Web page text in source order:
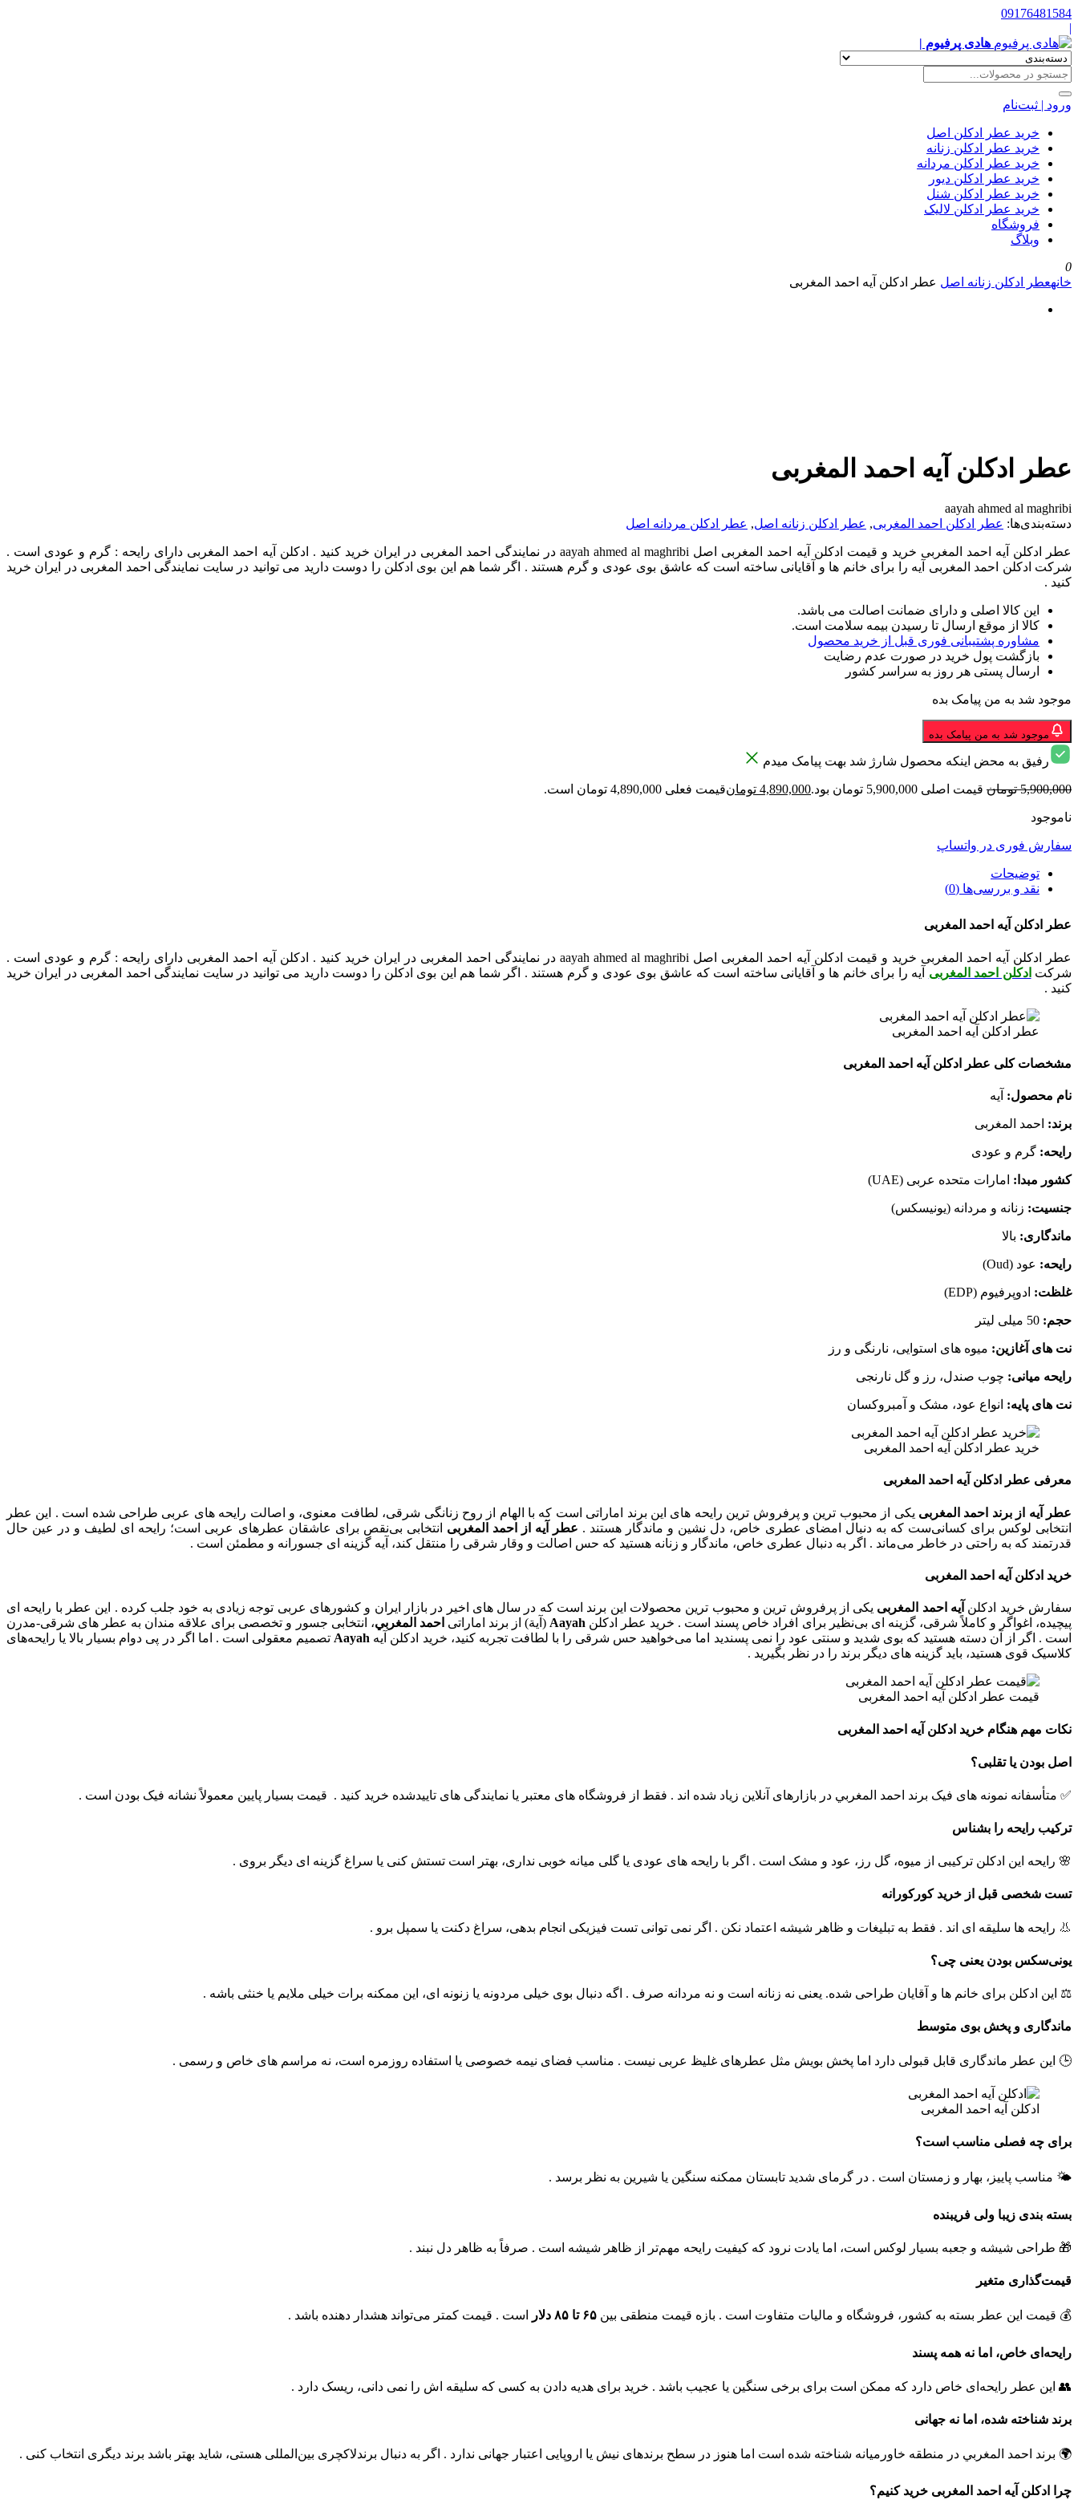
09176481584
|
هادی پرفیوم |
ورود | ثبت‌نام
خرید عطر ادکلن اصل
خرید عطر ادکلن زنانه
خرید عطر ادکلن مردانه
خرید عطر ادکلن دیور
خرید عطر ادکلن شنل
خرید عطر ادکلن لالیک
فروشگاه
وبلاگ
0
خانهعطر ادکلن زنانه اصل عطر ادکلن آیه احمد المغربی
عطر ادکلن آیه احمد المغربی
aayah ahmed al maghribi
دسته‌بندی‌ها: عطر ادکلن احمد المغربی, عطر ادکلن زنانه اصل, عطر ادکلن مردانه اصل
عطر ادکلن آیه احمد المغربی خرید و قیمت ادکلن آیه احمد المغربی اصل aayah ahmed al maghribi در نمایندگی احمد المغربی در ایران خرید کنید . ادکلن آیه احمد المغربی دارای رایحه : گرم و عودی است .
شرکت ادکلن احمد المغربی آیه را برای خانم ها و آقایانی ساخته است که عاشق بوی عودی و گرم هستند . اگر شما هم این بوی ادکلن را دوست دارید می توانید در سایت نمایندگی احمد المغربی در ایران خرید
کنید .
این کالا اصلی و دارای ضمانت اصالت می باشد.
کالا از موقع ارسال تا رسیدن بیمه سلامت است.
مشاوره پشتیبانی فوری قبل از خرید محصول
بازگشت پول خرید در صورت عدم رضایت
ارسال پستی هر روز به سراسر کشور
موجود شد به من پیامک بده
موجود شد به من پیامک بده
رفیق به محض اینکه محصول شارژ شد بهت پیامک میدم
5,900,000 تومان قیمت اصلی 5,900,000 تومان بود. 4,890,000 تومانقیمت فعلی 4,890,000 تومان است.
ناموجود
سفارش فوری در واتساپ
توضیحات
نقد و بررسی‌ها (0)
عطر ادکلن آیه احمد المغربی
عطر ادکلن آیه احمد المغربی خرید و قیمت ادکلن آیه احمد المغربی اصل aayah ahmed al maghribi در نمایندگی احمد المغربی در ایران خرید کنید . ادکلن آیه احمد المغربی دارای رایحه : گرم و عودی است .
شرکت ادکلن احمد المغربی آیه را برای خانم ها و آقایانی ساخته است که عاشق بوی عودی و گرم هستند . اگر شما هم این بوی ادکلن را دوست دارید می توانید در سایت نمایندگی احمد المغربی در ایران خرید
کنید .
عطر ادکلن آیه احمد المغربی
مشخصات کلی عطر ادکلن آیه احمد المغربی
نام محصول: آیه
برند:
رایحه: گرم و عودی
کشور مبدا: امارات متحده عربی (UAE)
جنسیت: زنانه و مردانه (یونیسکس)
ماندگاری: بالا
رایحه: عود (Oud)
غلظت: ادوپرفیوم (EDP)
حجم:
نت‌ های آغازین: میوه‌ های استوایی، نارنگی و رز
رایحه میانی: چوب صندل، رز و گل نارنجی
نت‌ های پایه: انواع عود، مشک و آمبروکسان
خرید عطر ادکلن آیه احمد المغربی
معرفی عطر ادکلن آیه احمد المغربی
عطر آیه از برند احمد المغربی یکی از محبوب‌ ترین و پرفروش‌ ترین رایحه‌ های این برند اماراتی است که با الهام از روح زنانگی شرقی، لطافت معنوی، و اصالت رایحه‌ های عربی طراحی شده است . این عطر
انتخابی لوکس برای کسانی‌ست که به‌ دنبال امضای عطری خاص، دل‌ نشین و ماندگار هستند . عطر آیه از احمد المغربی انتخابی بی‌نقص برای عاشقان عطرهای عربی است؛ رایحه‌ ای لطیف و در عین حال
قدرتمند که به‌ راحتی در خاطر می‌ماند . اگر به‌ دنبال عطری خاص، ماندگار و زنانه هستید که حس اصالت و وقار شرقی را منتقل کند، آیه گزینه‌ ای جسورانه و مطمئن است .
خرید ادکلن آیه احمد المغربی
سفارش خرید ادکلن آیه احمد المغربی یکی از پرفروش‌ ترین و محبوب‌ ترین محصولات این برند است که در سال‌ های اخیر در بازار ایران و کشورهای عربی توجه زیادی به خود جلب کرده . این عطر با رایحه‌ ای
پیچیده، اغواگر و کاملاً شرقی، گزینه‌ ای بی‌نظیر برای افراد خاص‌ پسند است . خرید عطر ادکلن Aayah (آیة) از برند اماراتی احمد المغربي، انتخابی جسور و تخصصی برای علاقه‌ مندان به عطر های شرقی-مدرن
است . اگر از آن دسته هستید که بوی شدید و سنتی عود را نمی‌ پسندید اما می‌خواهید حس شرقی را با لطافت تجربه کنید، خرید ادکلن آیه Aayah تصمیم معقولی است . اما اگر در پی دوام بسیار بالا یا رایحه‌های
کلاسیک قوی هستید، باید گزینه‌ های دیگر برند را در نظر بگیرید .
قیمت عطر ادکلن آیه احمد المغربی
نکات مهم هنگام خرید ادکلن آیه احمد المغربی
اصل بودن یا تقلبی؟
✅ متأسفانه نمونه‌ های فیک برند احمد المغربي در بازارهای آنلاین زیاد شده‌ اند . فقط از فروشگاه‌ های معتبر یا نمایندگی‌ های تاییدشده خرید کنید . قیمت بسیار پایین معمولاً نشانه فیک بودن است .
ترکیب رایحه را بشناس
🌸 رایحه این ادکلن ترکیبی از میوه، گل رز، عود و مشک است . اگر با رایحه‌ های عودی یا گلی میانه خوبی نداری، بهتر است تستش کنی یا سراغ گزینه‌ ای دیگر بروی .
تست شخصی قبل از خرید کورکورانه
👃 رایحه‌ ها سلیقه‌ ای‌ اند . فقط به تبلیغات و ظاهر شیشه اعتماد نکن . اگر نمی‌ توانی تست فیزیکی انجام بدهی، سراغ دکنت یا سمپل برو .
یونی‌سکس بودن یعنی چی؟
⚖️ این ادکلن برای خانم‌ ها و آقایان طراحی شده. یعنی نه زنانه است و نه مردانه صرف . اگه دنبال بوی خیلی مردونه یا زنونه‌ ای، این ممکنه برات خیلی ملایم یا خنثی باشه .
ماندگاری و پخش بوی متوسط
🕒 این عطر ماندگاری قابل قبولی دارد اما پخش بویش مثل عطرهای غلیظ عربی نیست . مناسب فضای نیمه‌ خصوصی یا استفاده روزمره است، نه مراسم‌ های خاص و رسمی .
ادکلن آیه احمد المغربی
برای چه فصلی مناسب است؟
🌤️ مناسب پاییز، بهار و زمستان است . در گرمای شدید تابستان ممکنه سنگین یا شیرین به‌ نظر برسد .
بسته‌ بندی زیبا ولی فریبنده
🎁 طراحی شیشه و جعبه بسیار لوکس است، اما یادت نرود که کیفیت رایحه مهم‌تر از ظاهر شیشه است . صرفاً به ظاهر دل نبند .
قیمت‌گذاری متغیر
💰 قیمت این عطر بسته به کشور، فروشگاه و مالیات متفاوت است . بازه قیمت منطقی بین ۶۵ تا ۸۵ دلار است . قیمت کمتر می‌تواند هشدار دهنده باشد .
رایحه‌ای خاص، اما نه همه‌ پسند
👥 این عطر رایحه‌ای خاص دارد که ممکن است برای برخی سنگین یا عجیب باشد . خرید برای هدیه دادن به کسی که سلیقه‌ اش را نمی‌ دانی، ریسک دارد .
برند شناخته‌ شده، اما نه جهانی
🌍 برند احمد المغربي در منطقه خاورمیانه شناخته‌ شده است اما هنوز در سطح برندهای نیش یا اروپایی اعتبار جهانی ندارد . اگر به دنبال برندلاکچری بین‌المللی هستی، شاید بهتر باشد برند دیگری انتخاب کنی .
چرا ادکلن آیه احمد المغربی خرید کنیم؟